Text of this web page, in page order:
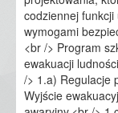
codziennej
wymogami
<br /> Program
ewakuacji
/> 1.a) Regulacje
Wyjście